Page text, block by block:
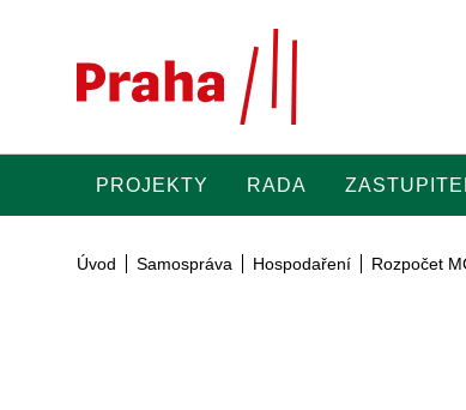
PROJEKTY RADA
Úvod Samospráva Hospodaření Rozpočet